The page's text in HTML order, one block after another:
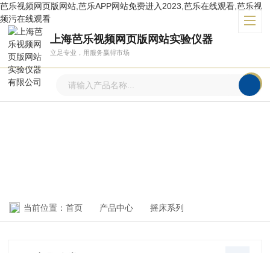
芭乐视频网页版网站,芭乐APP网站免费进入2023,芭乐在线观看,芭乐视
频污在线观看
上海芭乐视频网页版网站实验仪器
立足专业，用服务赢得市场
当前位置： 首页 产品中心 摇床系列